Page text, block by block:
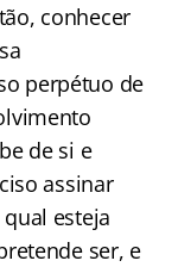
conhecer
perpétuo de
de si e
assinar
esteja
ser, e